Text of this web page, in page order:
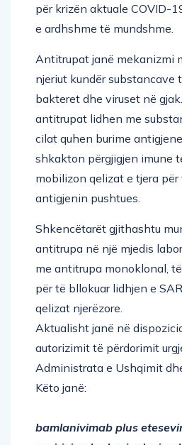
për krizën aktuale COVID-
e ardhshme të mundshme.
Antitrupat janë mekanizmi
njeriut kundër substancave
bakteret dhe viruset në
antitrupat lidhen me
cilat quhen burime
shkakton përgjigjen imune
mobilizon qelizat e tjera për
antigjenin pushtues.
Shkencëtarët gjithashtu
antitrupa në një mjedis
me antitrupa monoklonal,
për të bllokuar lidhjen e
qelizat njerëzore.
Aktualisht janë në
autorizimit të përdorimit
Administrata e Ushqimit
Këto janë:
bamlanivimab plus